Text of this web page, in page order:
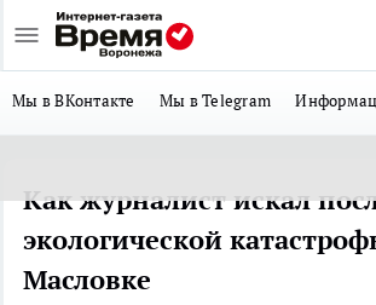
Мы в ВКонтакте Мы в Telegram
Как журналист искал
экологической
Масловке